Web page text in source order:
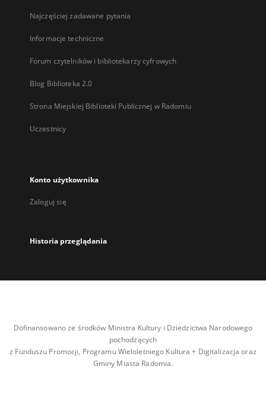
Najczęściej zadawane pytania
Informacje techniczne
Forum czytelników i bibliotekarzy cyfrowych
Blog Biblioteka 2.0
Strona Miejskiej Biblioteki Publicznej w Radomiu
Uczestnicy
Konto użytkownika
Zaloguj się
Historia przeglądania
Dofinansowano ze środków Ministra Kultury i Dziedzictwa Narodowego
pochodzących
z Funduszu Promocji, Programu Wieloletniego Kultura + Digitalizacja oraz
Gminy Miasta Radomia.